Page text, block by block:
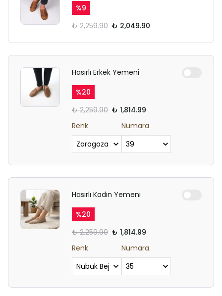
%9
₺ 2,259.90 ₺ 2,049.90
Hasırlı Erkek Yemeni
%20
₺ 2,259.90 ₺ 1,814.99
Renk
Numara
Hasırlı Kadın Yemeni
%20
₺ 2,259.90 ₺ 1,814.99
Renk
Numara